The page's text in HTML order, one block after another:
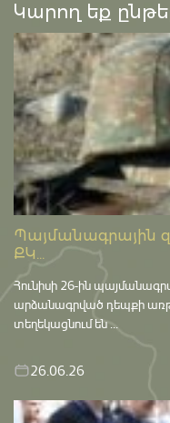
Կարող եք
Պայմանագրային
ՔԿ...
Հունիսի 26-ին
արձանագրված դեպքի
տեղեկացնում են ...
26.06.26